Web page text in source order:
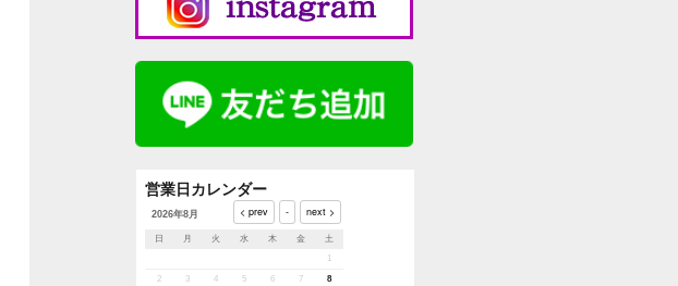
営業日カレンダー
2026年8月
日 月 火 水 木 金
土
1
2 3 4 5 6 7 8